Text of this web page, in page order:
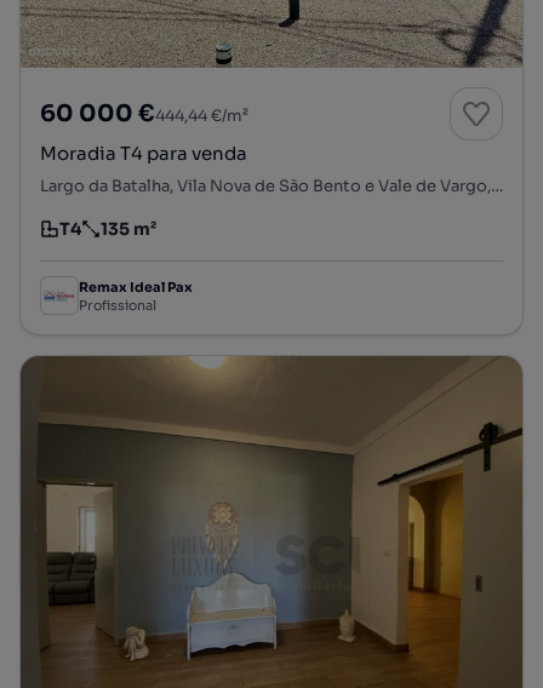
60 000 €444,44 €/m²
Moradia T4 para venda
Largo da Batalha, Vila Nova de São Bento e Vale de Vargo, Serpa, Beja
Tipologia
T4
Preço por metro quadrado
135 m²
Remax Ideal Pax
Profissional